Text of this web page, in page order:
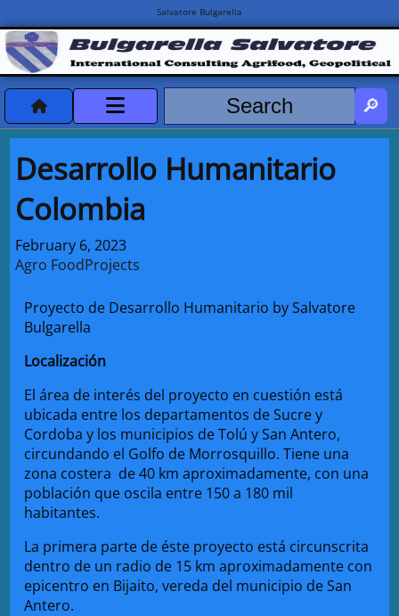
Salvatore Bulgarella
HOME
DeclassificatiNC
Turismo Progetti
Projects Missions
Desarrollo Humanitario
Colombia
February 6, 2023
Agro FoodProjects
Proyecto de Desarrollo Humanitario by Salvatore
Bulgarella
Localización
El área de interés del proyecto en cuestión está
ubicada entre los departamentos de Sucre y
Cordoba y los municipios de Tolú y San Antero,
circundando el Golfo de Morrosquillo. Tiene una
zona costera de 40 km aproximadamente, con una
población que oscila entre 150 a 180 mil
habitantes.
La primera parte de éste proyecto está circunscrita
dentro de un radio de 15 km aproximadamente con
epicentro en Bijaito, vereda del municipio de San
Antero.